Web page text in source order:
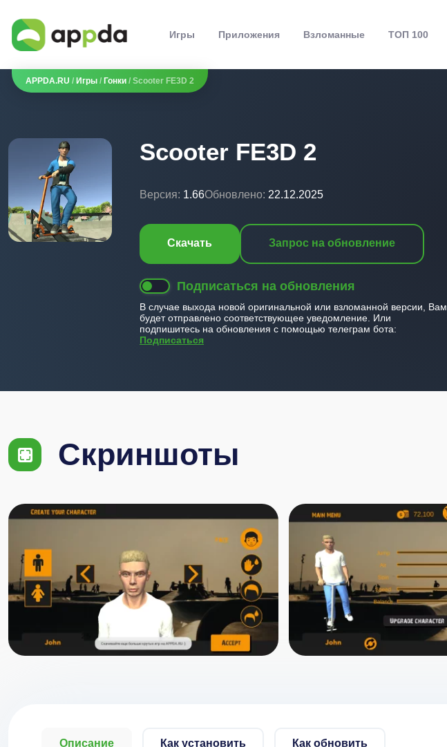
Игры Приложения Взломанные ТОП 100
APPDA.RU / Игры / Гонки / Scooter FE3D 2
Scooter FE3D 2
Версия: 1.66Обновлено: 22.12.2025
Скачать Запрос на обновление
Подписаться на обновления
В случае выхода новой оригинальной или взломанной версии, Вам
будет отправлено соответствующее уведомление. Или
подпишитесь на обновления с помощью телеграм бота:
Подписаться
Скриншоты
Описание Как установить Как обновить